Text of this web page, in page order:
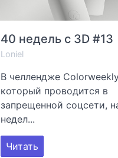
40 недель с 3D #13
Loniel
В челлендже
который проводится в
запрещенной соцсети,
недел...
Читать